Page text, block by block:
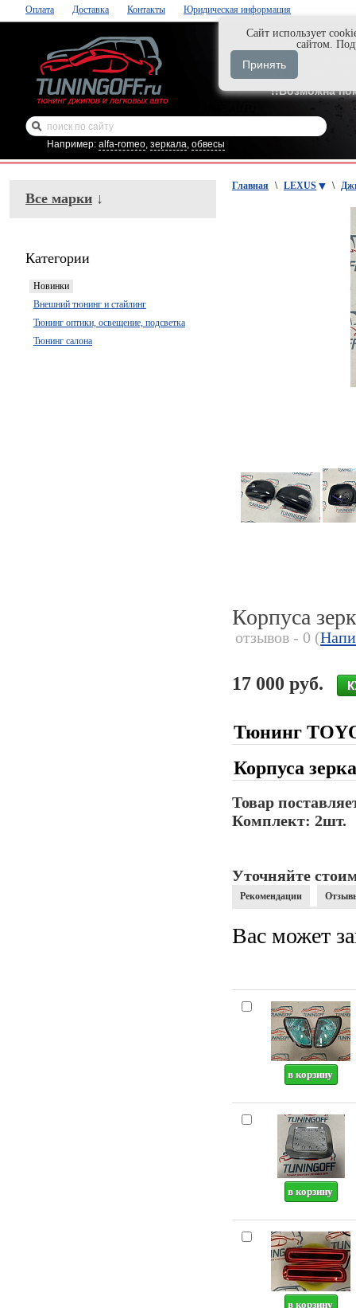
Оплата Доставка Контакты Юридическая информация
Нажми и
+7-929-495-
!!Возможна
Например: alfa-romeo, зеркала, обвесы
Все марки ↓
Категории
Новинки
Внешний тюнинг и стайлинг
Тюнинг оптики, освещение, подсветка
Тюнинг салона
Главная \ LEXUS \
Корпуса
отзывов - 0 (
17 000 руб.
Тюнинг
Корпуса
Товар
Комплект: 2шт.
Уточняйте
Рекомендации
Вас может
Cайт использует
сайтом.
Принять